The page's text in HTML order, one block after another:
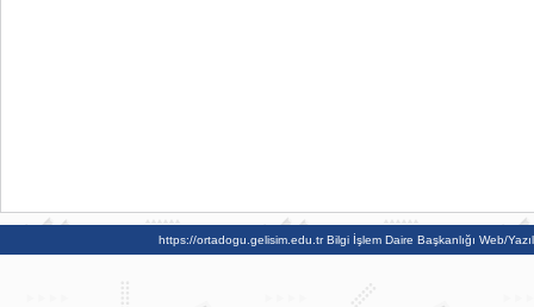
https://ortadogu.gelisim.edu.trBilgi İşlem Daire Başkanlığı Web/